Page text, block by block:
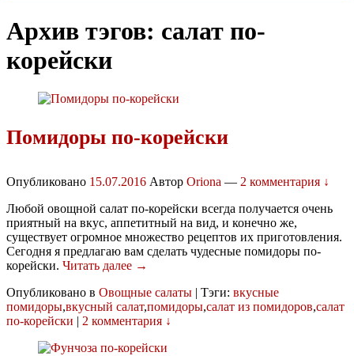
Архив тэгов: салат по-
корейски
Помидоры по-корейски
Опубликовано 15.07.2016 Автор Oriona — 2 комментария ↓
Любой овощной салат по-корейски всегда получается очень
приятный на вкус, аппетитный на вид, и конечно же,
существует огромное множество рецептов их приготовления.
Сегодня я предлагаю вам сделать чудесные помидоры по-
корейски. Читать далее →
Опубликовано в Овощные салаты | Тэги: вкусные
помидоры,вкусный салат,помидоры,салат из помидоров,салат
по-корейски | 2 комментария ↓